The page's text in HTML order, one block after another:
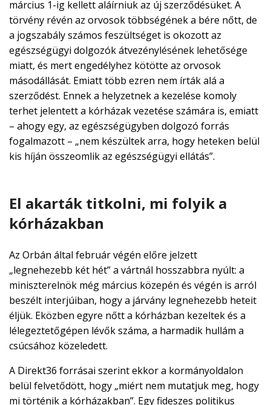
március 1-ig kellett aláírniuk az új szerződésüket. A
törvény révén az orvosok többségének a bére nőtt, de
a jogszabály számos feszültséget is okozott az
egészségügyi dolgozók átvezénylésének lehetősége
miatt, és mert engedélyhez kötötte az orvosok
másodállását. Emiatt több ezren nem írták alá a
szerződést. Ennek a helyzetnek a kezelése komoly
terhet jelentett a kórházak vezetése számára is, emiatt
– ahogy egy, az egészségügyben dolgozó forrás
fogalmazott – „nem készültek arra, hogy heteken belül
kis híján összeomlik az egészségügyi ellátás”.
El akarták titkolni, mi folyik a
kórházakban
Az Orbán által február végén előre jelzett
„legnehezebb két hét” a vártnál hosszabbra nyúlt: a
miniszterelnök még március közepén és végén is arról
beszélt interjúiban, hogy a járvány legnehezebb heteit
éljük. Eközben egyre nőtt a kórházban kezeltek és a
lélegeztetőgépen lévők száma, a harmadik hullám a
csúcsához közeledett.
A Direkt36 forrásai szerint ekkor a kormányoldalon
belül felvetődött, hogy „miért nem mutatjuk meg, hogy
mi történik a kórházakban”. Egy fideszes politikus